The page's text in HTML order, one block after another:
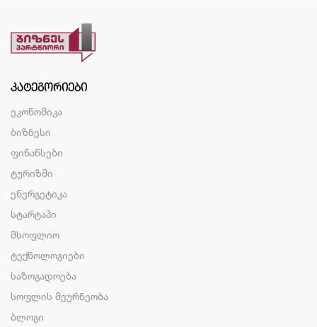
ᲙᲐᲢᲔᲒᲝᲠᲘᲔᲑᲘ
ეკონომიკა
ბიზნესი
ფინანსები
ტურიზმი
ენერგეტიკა
სტარტაპი
მსოფლიო
ტექნოლოგიები
საზოგადოება
სოფლის მეურნეობა
ბლოგი